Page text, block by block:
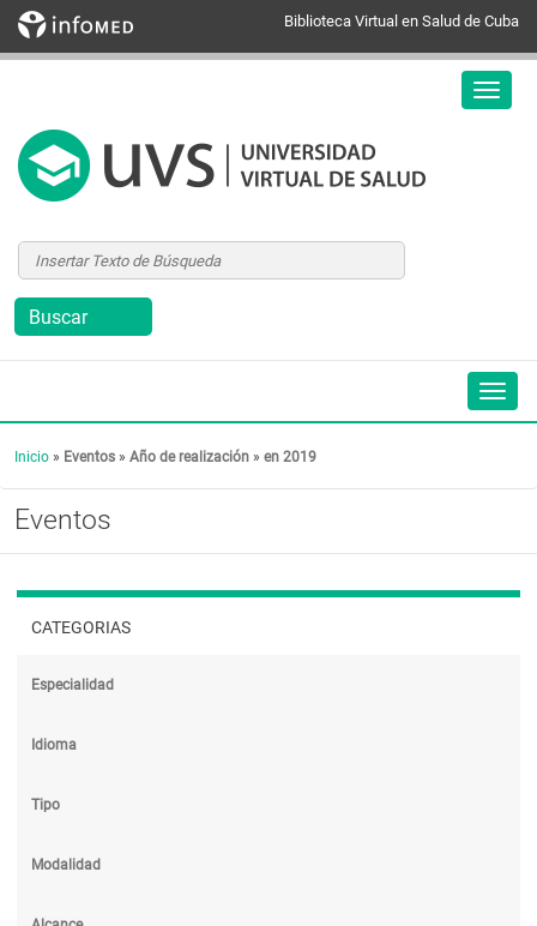
Biblioteca Virtual en Salud de Cuba
Inicio » Eventos » Año de realización » en 2019
Eventos
CATEGORIAS
Especialidad
Idioma
Tipo
Modalidad